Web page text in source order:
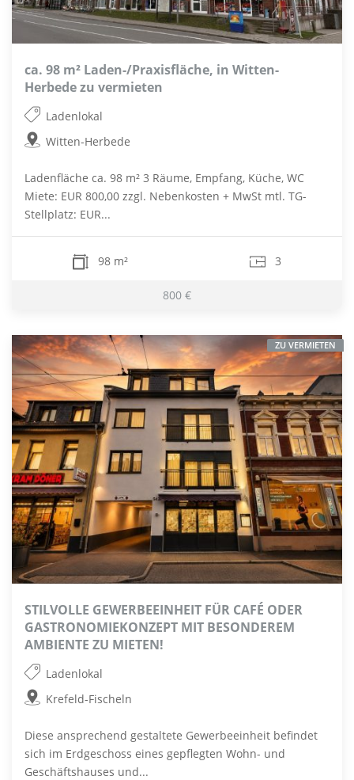
ca. 98 m² Laden-/Praxisfläche, in Witten-
Herbede zu vermieten
Ladenlokal
Witten-Herbede
Ladenfläche ca. 98 m² 3 Räume, Empfang, Küche, WC
Miete: EUR 800,00 zzgl. Nebenkosten + MwSt mtl. TG-
Stellplatz: EUR...
98 m² 3
800 €
STILVOLLE GEWERBEEINHEIT FÜR CAFÉ ODER
GASTRONOMIEKONZEPT MIT BESONDEREM
AMBIENTE ZU MIETEN!
Ladenlokal
Krefeld-Fischeln
Diese ansprechend gestaltete Gewerbeeinheit befindet
sich im Erdgeschoss eines gepflegten Wohn- und
Geschäftshauses und...
ZU VERMIETEN